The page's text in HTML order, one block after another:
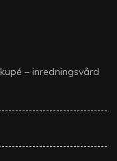
– inredningsvård